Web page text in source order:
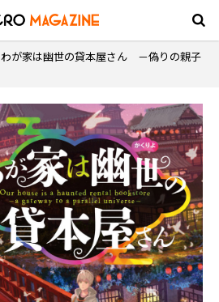
わが家は幽世の貸本屋さん －偽りの親子